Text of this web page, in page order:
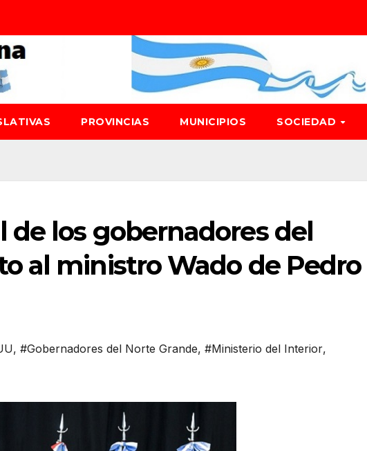
PROVINCIAS MUNICIPIOS SOCIEDAD
de los gobernadores del
al ministro Wado de Pedro
, #Gobernadores del Norte Grande, #Ministerio del Interior,